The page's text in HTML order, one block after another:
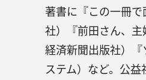
著書に『この一冊
社）『前田さん、
経済新聞出版社）
ステム）など。公益